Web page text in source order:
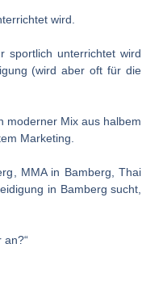
wird.
sportlich unterrichtet wird
(wird aber oft für die
moderner Mix aus halbem
Marketing.
MMA in Bamberg ,Thai
in Bamberg sucht,
an?“